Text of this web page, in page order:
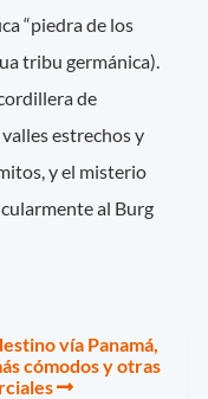
“piedra de los
tribu germánica).
de
estrechos y
y el misterio
al Burg
vía Panamá,
cómodos y otras